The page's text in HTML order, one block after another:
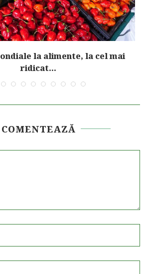
la alimente, la cel mai
ridicat...
COMENTEAZĂ